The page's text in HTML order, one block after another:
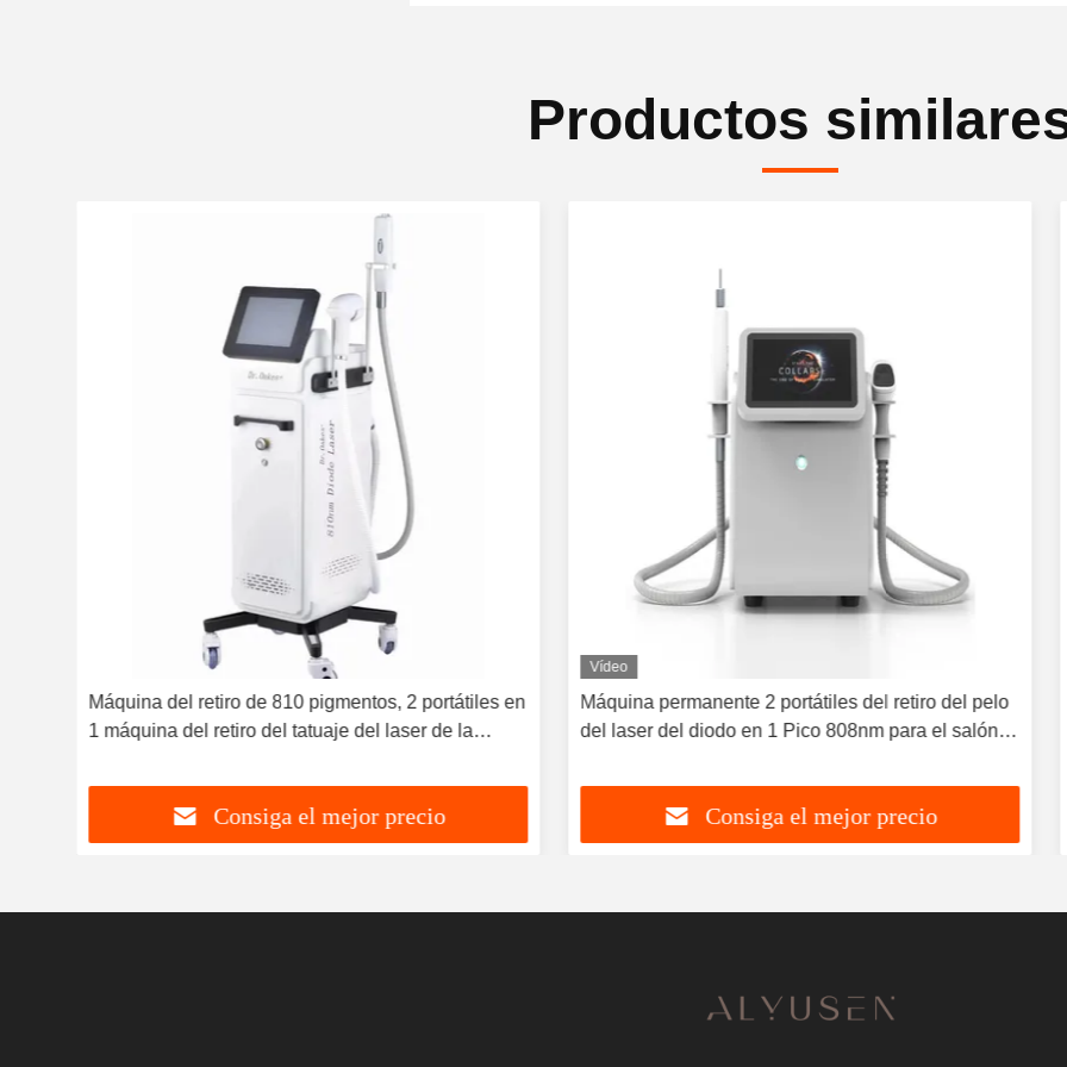
Productos
Máquina del retiro de 810 pigmentos, 2 portátiles en
1 máquina del retiro del tatuaje del laser de la
Consiga el mejor precio
Vídeo
Máquina permanente 2 portátiles del retiro del pelo
del laser del diodo en 1 Pico 808nm para el salón
Consiga el mejor precio